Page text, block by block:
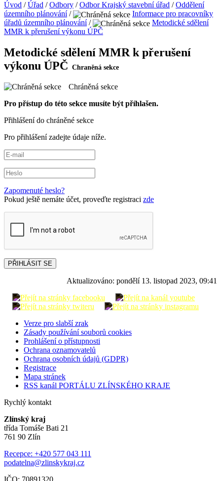
Úvod /Úřad /Odbory /Odbor Krajský stavební úřad /Oddělení
územního plánování/
Informace pro pracovníky
úřadů územního plánování/
Metodické sdělení
MMR k přerušení výkonu ÚPČ
Metodické sdělení MMR k přerušení
výkonu ÚPČ
Chráněná sekce
Pro přístup do této sekce musíte být příhlašen.
Přihlášení do chráněné sekce
Pro přihlášení zadejte údaje níže.
Zapomenuté heslo?
Pokud ještě nemáte účet, proveďte registraci zde
PŘIHLÁSIT SE
Aktualizováno: pondělí 13. listopad 2023, 09:41
Verze pro slabší zrak
Zásady používání souborů cookies
Prohlášení o přístupnosti
Ochrana oznamovatelů
Ochrana osobních údajů (GDPR)
Registrace
Mapa stránek
RSS kanál PORTÁLU ZLÍNSKÉHO KRAJE
Rychlý kontakt
Zlínský kraj
třída Tomáše Bati 21
761 90 Zlín
Recepce: +420 577 043 111
podatelna@zlinskykraj.cz
IČO: 70891320